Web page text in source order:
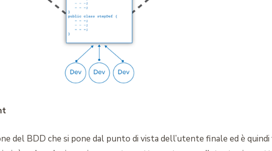
del BDD che si pone dal punto di vista dell’utente finale ed è